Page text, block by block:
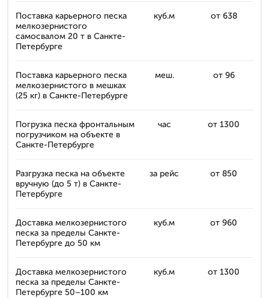
Поставка карьерного песка
мелкозернистого
самосвалом 20 т в Санкте-
Петербурге
куб.м от 638
Поставка карьерного песка
мелкозернистого в мешках
(25 кг) в Санкте-Петербурге
меш. от 96
Погрузка песка фронтальным
погрузчиком на объекте в
Санкте-Петербурге
час от 1300
Разгрузка песка на объекте
вручную (до 5 т) в Санкте-
Петербурге
за рейс от 850
Доставка мелкозернистого
песка за пределы Санкте-
Петербурге до 50 км
куб.м от 960
Доставка мелкозернистого
песка за пределы Санкте-
Петербурге 50–100 км
куб.м от 1300